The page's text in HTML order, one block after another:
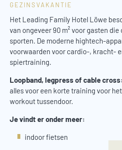
GEZINSVAKANTIE
Het Leading Family Hotel Löwe
van ongeveer 90 m² voor gasten
sporten. De moderne hightech-
voorwaarden voor cardio-, kracht-
spiertraining.
Loopband, legpress of cable cross:
alles voor een korte training voor
workout tussendoor.
Je vindt er onder meer:
indoor fietsen